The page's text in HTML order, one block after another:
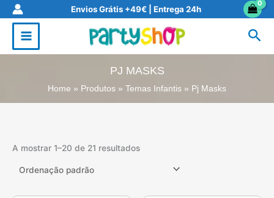
Skip
content
Envios Grátis +49€ | Entrega 24h
PJ MASKS
Home Produtos Temas Infantis Pj Masks
A mostrar 1–20 de 21 resultados